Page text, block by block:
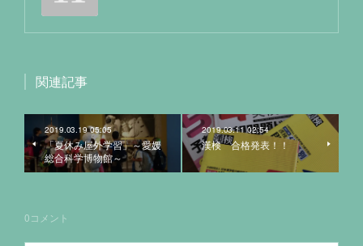
関連記事
2019.03.19 05:05
「夏休み屋外学習」～愛媛
総合科学博物館～
2019.03.11 02:54
漢検 合格発表！！
0コメント